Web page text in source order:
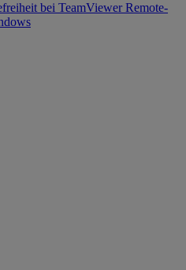
bei TeamViewer Remote-